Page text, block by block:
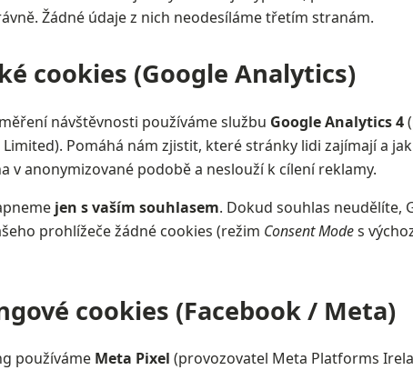
Žádné údaje z nich neodesíláme třetím stranám.
cookies (Google Analytics)
návštěvnosti používáme službu Google Analytics 4
Pomáhá nám zjistit, které stránky lidi zajímají a
v anonymizované podobě a neslouží k cílení reklamy.
jen s vaším souhlasem. Dokud souhlas neudělíte,
prohlížeče žádné cookies (režim Consent Modes
cookies (Facebook / Meta)
používáme Meta Pixel (provozovatel Meta Platforms